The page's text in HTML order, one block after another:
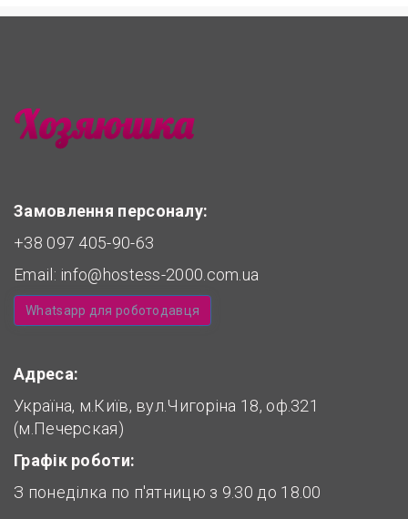
Замовлення персоналу:
+38 097 405-90-63
Email: info@hostess-2000.com.ua
Whatsapp для роботодавця
Адреса:
Україна, м.Київ, вул.Чигоріна 18, оф.321
(м.Печерская)
Графік роботи:
З понеділка по п'ятницю з 9.30 до 18.00